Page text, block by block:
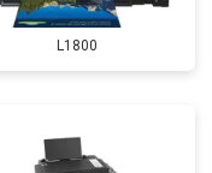
L1800